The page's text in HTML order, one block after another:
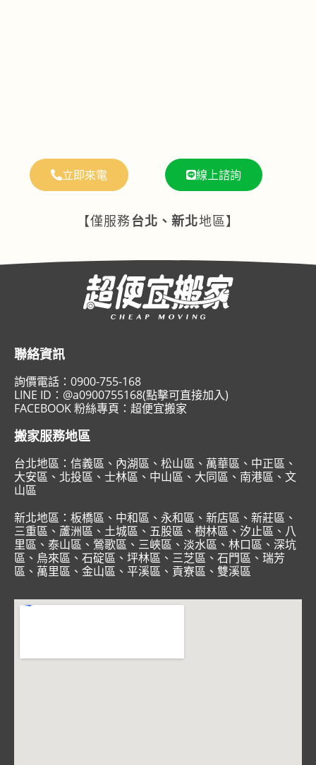
立即來電 線上諮詢
【僅服務台北、新北地區】
聯絡資訊
詢價電話： 0900-755-168
LINE ID： @a0900755168(點擊可直接加入)
FACEBOOK 粉絲專頁： 超便宜搬家
搬家服務地區
台北地區： 信義區 、 內湖區 、 松山區 、 萬華區 、 中正區 、
大安區 、 北投區 、 士林區 、 中山區 、 大同區 、 南港區 、 文
山區
新北地區： 板橋區 、 中和區 、 永和區 、 新店區 、 新莊區 、
三重區 、 蘆洲區 、 土城區 、 五股區 、 樹林區 、 汐止區 、 八
里區 、 泰山區 、 鶯歌區 、 三峽區 、 淡水區 、 林口區 、 深坑
區 、 烏來區 、 石碇區 、 坪林區 、 三芝區 、 石門區 、 瑞芳
區 、 萬里區 、 金山區 、 平溪區 、 貢寮區 、 雙溪區